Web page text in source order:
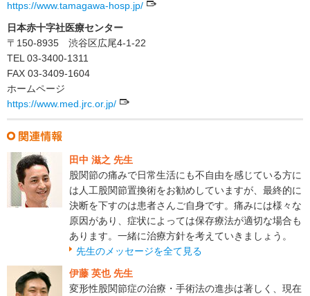
https://www.tamagawa-hosp.jp/
日本赤十字社医療センター
〒150-8935 渋谷区広尾4-1-22
TEL 03-3400-1311
FAX 03-3409-1604
ホームページ
https://www.med.jrc.or.jp/
田中 滋之 先生
股関節の痛みで日常生活にも不自由を感じている方に
は人工股関節置換術をお勧めしていますが、最終的に
決断を下すのは患者さんご自身です。痛みには様々な
原因があり、症状によっては保存療法が適切な場合も
あります。一緒に治療方針を考えていきましょう。
先生のメッセージを全て見る
伊藤 英也 先生
変形性股関節症の治療・手術法の進歩は著しく、現在